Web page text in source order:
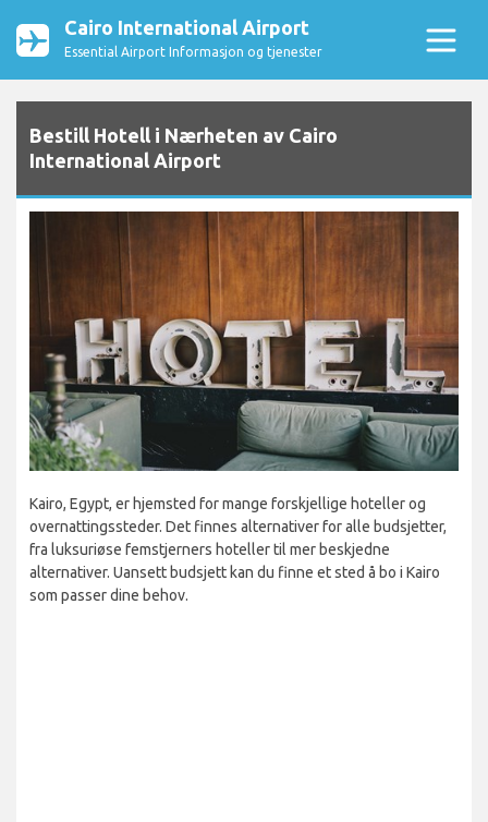
Cairo International Airport
Essential Airport Informasjon og tjenester
Bestill Hotell i Nærheten av Cairo
International Airport
Kairo, Egypt, er hjemsted for mange forskjellige hoteller og
overnattingssteder. Det finnes alternativer for alle budsjetter,
fra luksuriøse femstjerners hoteller til mer beskjedne
alternativer. Uansett budsjett kan du finne et sted å bo i Kairo
som passer dine behov.